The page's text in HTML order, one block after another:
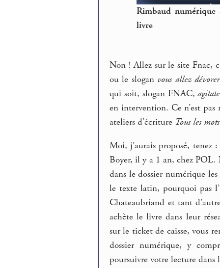
Rimbaud
livre
Non ! Allez sur le site Fnac,
ou le slogan vous allez
qui soit, slogan FNAC,
en intervention. Ce n’est
ateliers d’écriture Tous les
Moi, j’aurais proposé,
Boyer, il y a 1 an, chez
dans le dossier numérique
le texte latin, pourquoi pas
Chateaubriand et tant
achète le livre dans leur
sur le ticket de caisse, vous
dossier numérique, y
poursuivre votre lecture